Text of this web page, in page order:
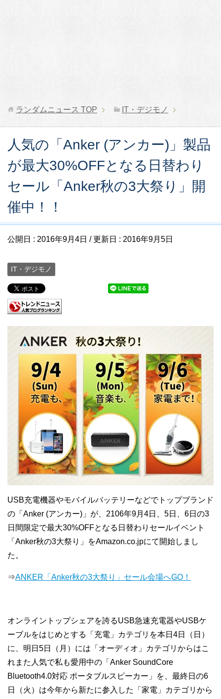
ランダムニュース TOP IT・デジモノ
人気の「Anker (アンカー)」製品
が最大30%OFFとなる日替わり
セール「Anker秋の3大祭り」開
催中！！
公開日 : 2016年9月4日 / 更新日 : 2016年9月5日
IT・デジモノ
USB充電機器やモバイルバッテリーなどでトップブランド
の「Anker (アンカー)」が、2106年9月4日、5日、6日の3
日間限定で最大30%OFFとなる日替わりセールイベント
「Anker秋の3大祭り」をAmazon.co.jpにて開始しまし
た。
⇒ANKER「Anker秋の3大祭り」セール会場へGO！
オンライントップシェアを誇るUSB急速充電器やUSBケ
ーブルをはじめとする「充電」カテゴリを本日4日（日）
に、明日5日（月）には「オーディオ」カテゴリからはこ
れまた人気で私も愛用中の「Anker SoundCore
Bluetooth4.0対応 ポータブルスピーカー」を、最終日の6
日（火）は今年から新たに参入した「家電」カテゴリから